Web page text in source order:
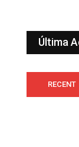
Última
RECENT